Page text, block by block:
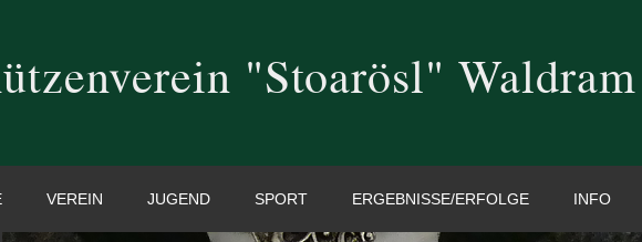
"Stoarösl"
VEREIN JUGEND SPORT ERGEBNISSE/ERFOLGE INFO